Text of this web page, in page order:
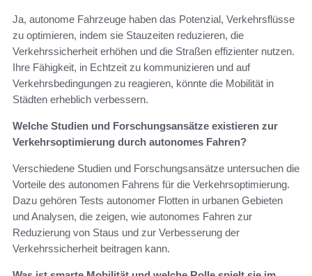
Ja, autonome Fahrzeuge haben das Potenzial, Verkehrsflüsse
zu optimieren, indem sie Stauzeiten reduzieren, die
Verkehrssicherheit erhöhen und die Straßen effizienter nutzen.
Ihre Fähigkeit, in Echtzeit zu kommunizieren und auf
Verkehrsbedingungen zu reagieren, könnte die Mobilität in
Städten erheblich verbessern.
Welche Studien und Forschungsansätze existieren zur
Verkehrsoptimierung durch autonomes Fahren?
Verschiedene Studien und Forschungsansätze untersuchen die
Vorteile des autonomen Fahrens für die Verkehrsoptimierung.
Dazu gehören Tests autonomer Flotten in urbanen Gebieten
und Analysen, die zeigen, wie autonomes Fahren zur
Reduzierung von Staus und zur Verbesserung der
Verkehrssicherheit beitragen kann.